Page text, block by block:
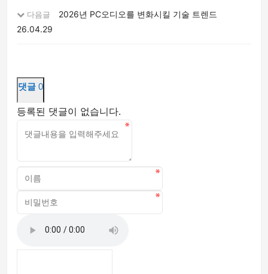
다음글
2026년 PC오디오를 변화시킬 기술 트렌드
26.04.29
댓글 0
등록된 댓글이 없습니다.